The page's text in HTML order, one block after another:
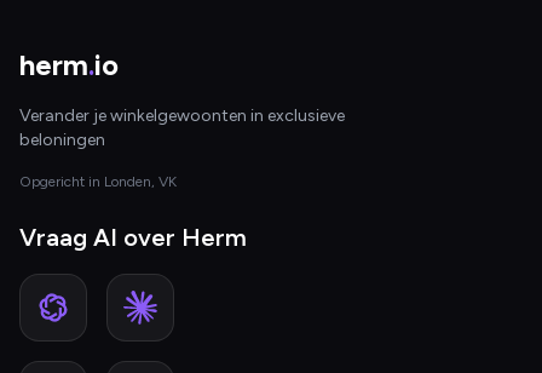
herm.io
Verander je winkelgewoonten in exclusieve
beloningen
Opgericht in Londen, VK
Vraag AI over Herm